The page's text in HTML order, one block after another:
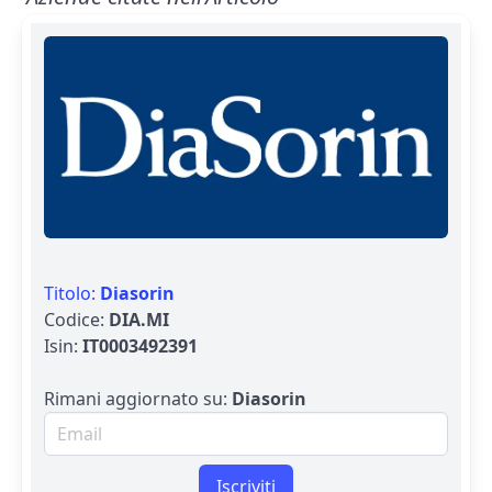
Titolo: Diasorin
Codice: DIA.MI
Isin: IT0003492391
Rimani aggiornato su: Diasorin
Email per newsletter
Iscriviti